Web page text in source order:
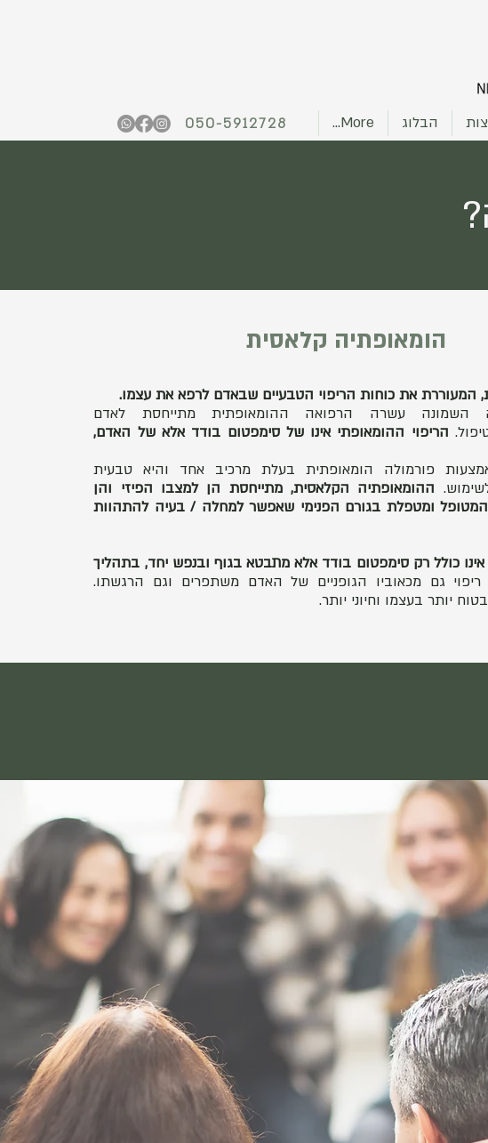
050-5912728 הבלוג More...
הומאופתיה קלאסית
המעוררת את כוחות הריפוי הטבעיים שבאדם לרפא את עצמו.
השמונה עשרה הרפואה ההומאופתית מתייחסת לאדם
הריפוי ההומאופתי אינו של סימפטום בודד אלא של האדם,
פורמולה הומאופתית בעלת מרכיב אחד והיא טבעית
ההומאופתיה הקלאסית, מתייחסת הן למצבו הפיזי והן
ומטפלת בגורם הפנימי שאפשר למחלה / בעיה להתהוות
אינו כולל רק סימפטום בודד אלא מתבטא בגוף ובנפש יחד, בתהליך
גם מכאוביו הגופניים של האדם משתפרים וגם הרגשתו.
יותר בעצמו וחיוני יותר.